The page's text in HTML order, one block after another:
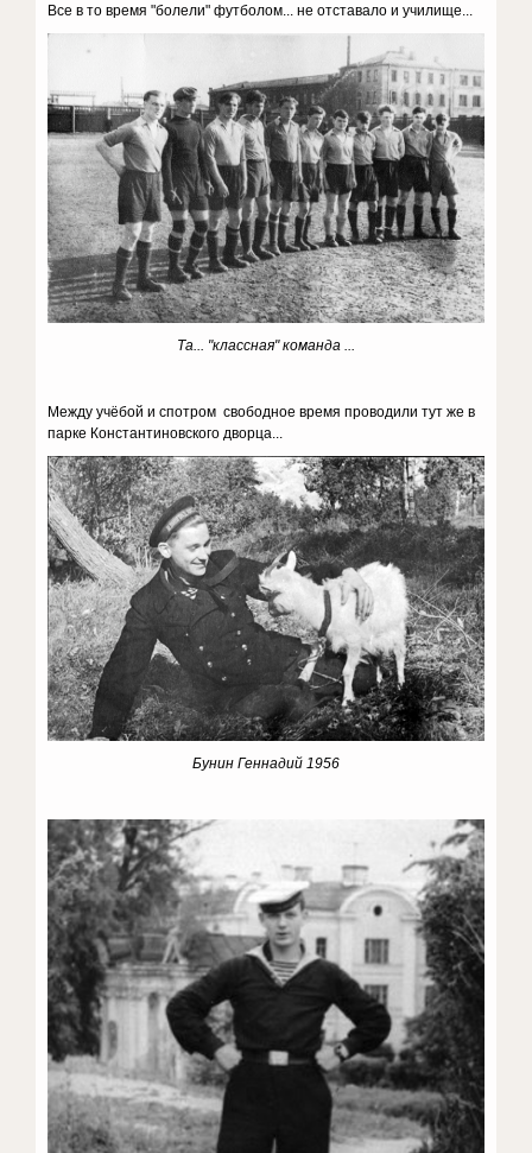
Все в то время "болели" футболом... не отставало и училище...
Та... "классная" команда ...
Между учёбой и спотром свободное время проводили тут же в
парке Константиновского дворца...
Бунин Геннадий 1956